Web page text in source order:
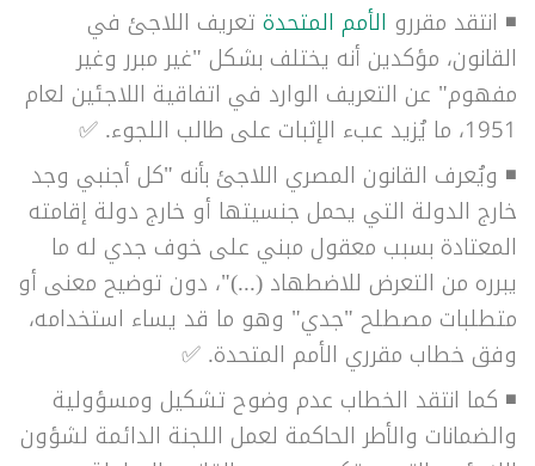
◾ انتقد مقررو الأمم المتحدة تعريف اللاجئ في
القانون، مؤكدين أنه يختلف بشكل "غير مبرر وغير
مفهوم" عن التعريف الوارد في اتفاقية اللاجئين لعام
1951، ما يُزيد عبء الإثبات على طالب اللجوء.
✅
◾ ويُعرف القانون المصري اللاجئ بأنه "كل أجنبي وجد
خارج الدولة التي يحمل جنسيتها أو خارج دولة إقامته
المعتادة بسبب معقول مبني على خوف جدي له ما
يبرره من التعرض للاضطهاد (...)"، دون توضيح معنى أو
متطلبات مصطلح "جدي" وهو ما قد يساء استخدامه،
وفق خطاب مقرري الأمم المتحدة. ✅
◾ كما انتقد الخطاب عدم وضوح تشكيل ومسؤولية
والضمانات والأطر الحاكمة لعمل اللجنة الدائمة لشؤون